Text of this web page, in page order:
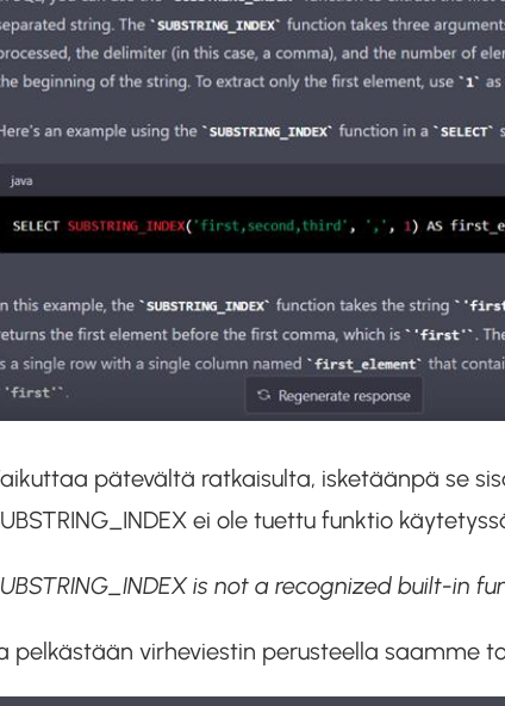
pätevältä ratkaisulta, isketäänpä se
ei ole tuettu funktio
is not a recognized built-in
pelkästään virheviestin perusteella saamme